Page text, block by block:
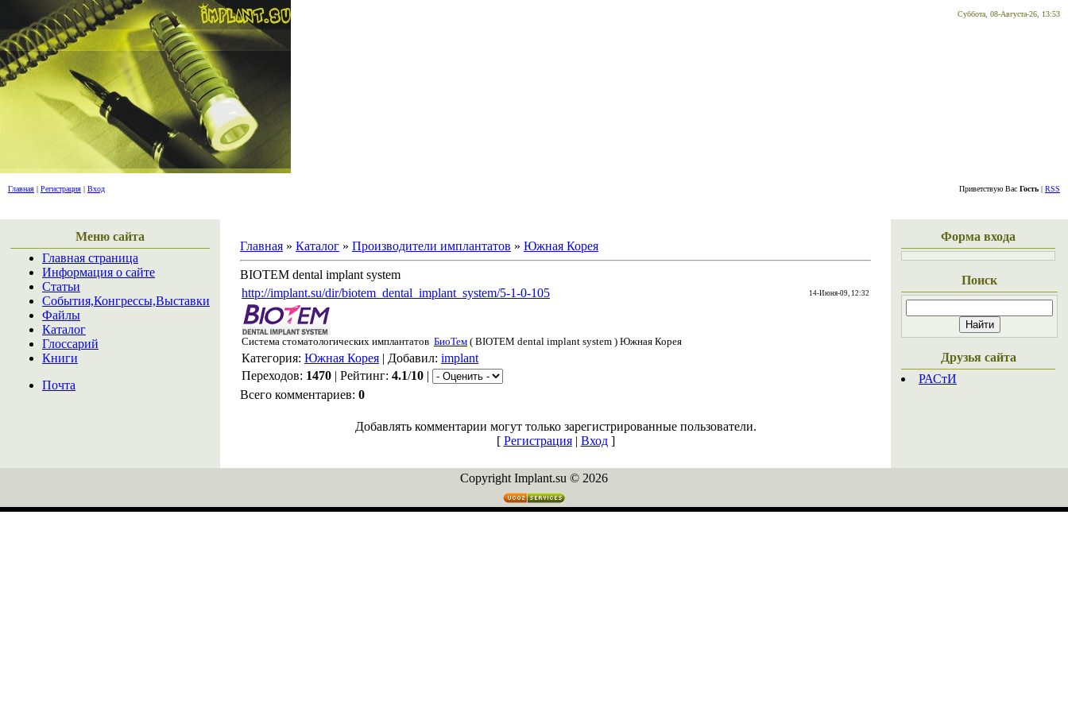
Суббота, 08-Августа-26, 13:53
Главная | Регистрация | Вход Приветствую Вас Гость | RSS
Меню сайта
Главная страница
Информация о сайте
Статьи
События,Конгрессы,Выставки
Файлы
Каталог
Глоссарий
Книги
Почта
Главная » Каталог » Производители имплантатов » Южная Корея
BIOTEM dental implant system
http://implant.su/dir/biotem_dental_implant_system/5-1-0-105
14-Июня-09, 12:32
Система стоматологических имплантатов БиоТем ( BIOTEM dental implant system ) Южная Корея
Категория: Южная Корея | Добавил: implant
Переходов: 1470 | Рейтинг: 4.1/10 |
Всего комментариев: 0
Добавлять комментарии могут только зарегистрированные пользователи.
[ Регистрация| Вход]
Форма входа
Поиск
Друзья сайта
РАСтИ
Copyright Implant.su © 2026